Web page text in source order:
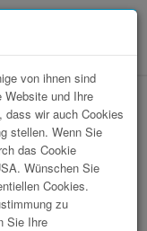
von ihnen sind
Website und Ihre
dass wir auch Cookies
stellen. Wenn Sie
das Cookie
Wünschen Sie
Cookies.
zu
Sie Ihre